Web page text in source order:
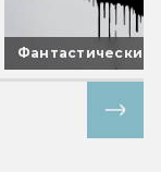
Фантастические